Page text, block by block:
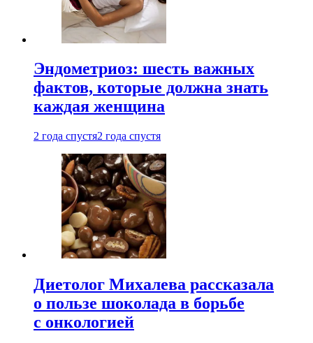
Эндометриоз: шесть важных
фактов, которые должна знать
каждая женщина
2 года спустя2 года спустя
Диетолог Михалева рассказала
о пользе шоколада в борьбе
с онкологией